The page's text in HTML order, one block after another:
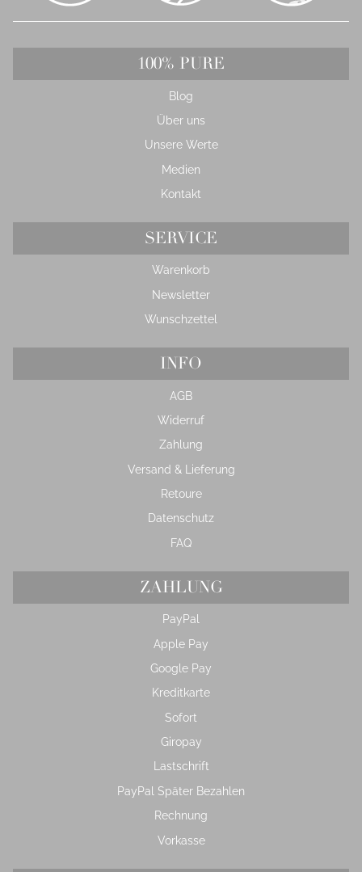
100% PURE
Blog
Über uns
Unsere Werte
Medien
Kontakt
SERVICE
Warenkorb
Newsletter
Wunschzettel
INFO
AGB
Widerruf
Zahlung
Versand & Lieferung
Retoure
Datenschutz
FAQ
ZAHLUNG
PayPal
Apple Pay
Google Pay
Kreditkarte
Sofort
Giropay
Lastschrift
PayPal Später Bezahlen
Rechnung
Vorkasse